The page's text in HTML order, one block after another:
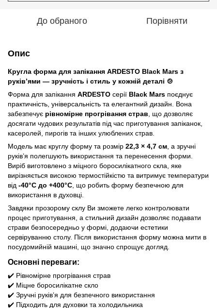
До обраного Порівняти
Опис
Кругла форма для запікання ARDESTO Black Mars з
руків’ями — зручність і стиль у кожній деталі 🍲
Форма для запікання ARDESTO серії Black Mars поєднує
практичність, універсальність та елегантний дизайн. Вона
забезпечує рівномірне прогрівання страв , що дозволяє
досягати чудових результатів під час приготування запіканок,
касеролей, пирогів та інших улюблених страв.
Модель має круглу форму та розмір 22,3 × 4,7 см , а зручні
руків’я полегшують використання та перенесення форми.
Виріб виготовлено з міцного боросилікатного скла, яке
вирізняється високою термостійкістю та витримує температури
від -40°C до +400°C , що робить форму безпечною для
використання в духовці.
Завдяки прозорому склу Ви зможете легко контролювати
процес приготування, а стильний дизайн дозволяє подавати
страви безпосередньо у формі, додаючи естетики
сервіруванню столу. Після використання форму можна мити в
посудомийній машині, що значно спрощує догляд.
Основні переваги:
✔️ Рівномірне прогрівання страв
✔️ Міцне боросилікатне скло
✔️ Зручні руків’я для безпечного використання
✔️ Підходить для духовки та холодильника